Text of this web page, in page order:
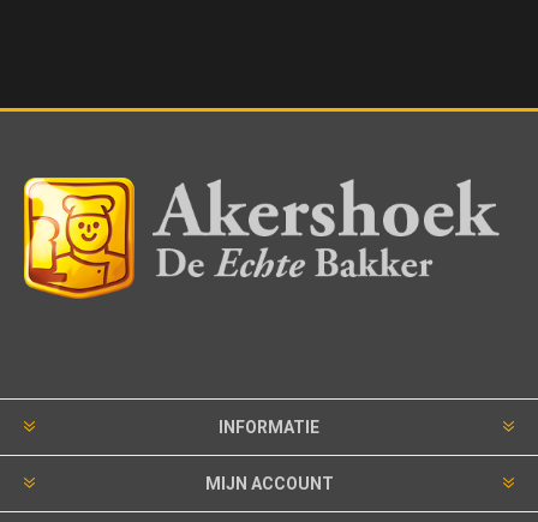
INFORMATIE
MIJN ACCOUNT